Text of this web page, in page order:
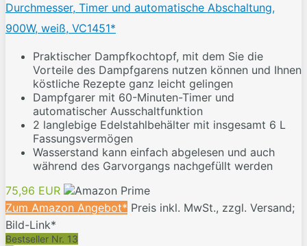
Durchmesser, Timer und automatische Abschaltung,
900W, weiß, VC1451*
Praktischer Dampfkochtopf, mit dem Sie die
Vorteile des Dampfgarens nutzen können und Ihnen
köstliche Rezepte ganz leicht gelingen
Dampfgarer mit 60-Minuten-Timer und
automatischer Ausschaltfunktion
2 langlebige Edelstahlbehälter mit insgesamt 6 L
Fassungsvermögen
Wasserstand kann einfach abgelesen und auch
während des Garvorgangs nachgefüllt werden
75,96 EUR
Zum Amazon Angebot* Preis inkl. MwSt., zzgl. Versand;
Bild-Link*
Bestseller Nr. 13